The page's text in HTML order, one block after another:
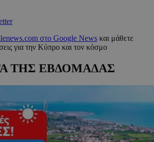
στο Google News και μάθετε
για την Κύπρο και τον κόσμο
ΤΗΣ ΕΒΔΟΜΑΔΑΣ